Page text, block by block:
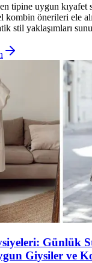
tipine uygun
kombin önerileri ele
stil yaklaşımları
Günlük
Giysiler ve